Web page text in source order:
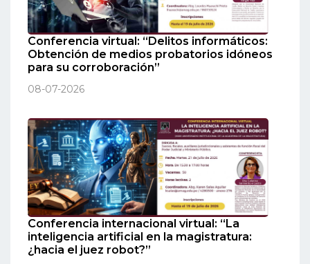
Conferencia virtual: “Delitos informáticos:
Obtención de medios probatorios idóneos
para su corroboración”
08-07-2026
Conferencia internacional virtual: “La
inteligencia artificial en la magistratura:
¿hacia el juez robot?”